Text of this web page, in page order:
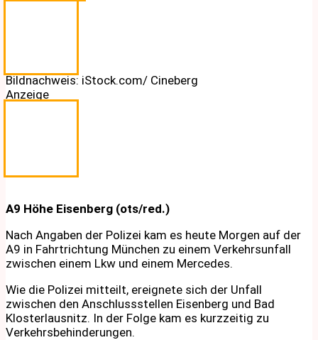
Bildnachweis: iStock.com/ Cineberg
Anzeige
A9 Höhe Eisenberg (ots/red.)
Nach Angaben der Polizei kam es heute Morgen auf der
A9 in Fahrtrichtung München zu einem Verkehrsunfall
zwischen einem Lkw und einem Mercedes.
Wie die Polizei mitteilt, ereignete sich der Unfall
zwischen den Anschlussstellen Eisenberg und Bad
Klosterlausnitz. In der Folge kam es kurzzeitig zu
Verkehrsbehinderungen.